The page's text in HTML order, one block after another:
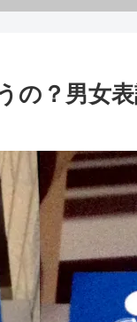
の？男女